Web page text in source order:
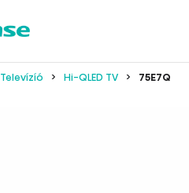
Televízíó Hi-QLED TV 75E7Q